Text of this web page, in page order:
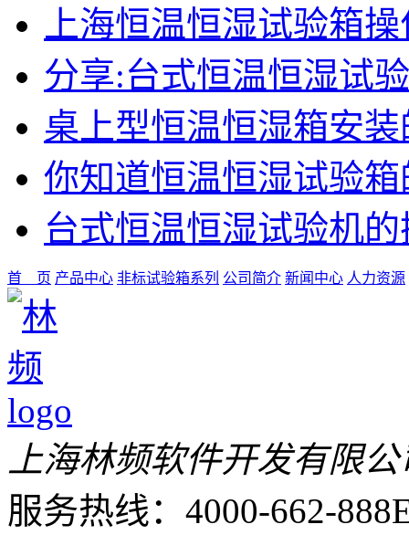
上海恒温恒湿试验箱
分享:台式恒温恒湿试
桌上型恒温恒湿箱安
你知道恒温恒湿试验
台式恒温恒湿试验机
首 页 产品中心 非标试验箱系列 公司简介 新闻中心 人力资源
上海林频软件开发有限公
服务热线：4000-662-888